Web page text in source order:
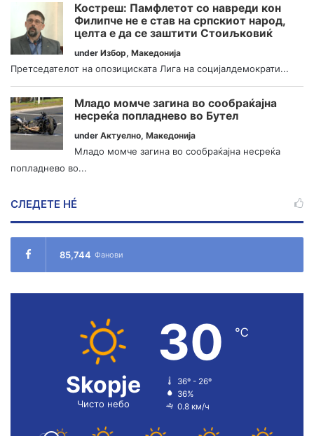
Костреш: Памфлетот со навреди кон
Филипче не е став на српскиот народ,
целта е да се заштити Стоиљковиќ
under Избор, Македонија
Претседателот на опозициската Лига на социјалдемократи...
Младо момче загина во сообраќајна
несреќа попладнево во Бутел
under Актуелно, Македонија
Младо момче загина во сообраќајна несреќа
попладнево во...
СЛЕДЕТЕ НÉ
85,744 Фанови
Skopje
Чисто небо
30 ℃
36º - 26º
36%
0.8 км/ч